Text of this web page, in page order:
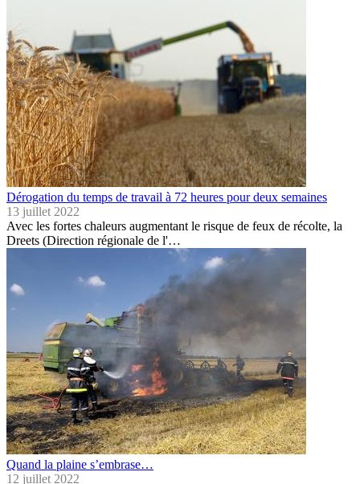
Dérogation du temps de travail à 72 heures pour deux semaines
13 juillet 2022
Avec les fortes chaleurs augmentant le risque de feux de récolte, la
Dreets (Direction régionale de l'…
Quand la plaine s’embrase…
12 juillet 2022